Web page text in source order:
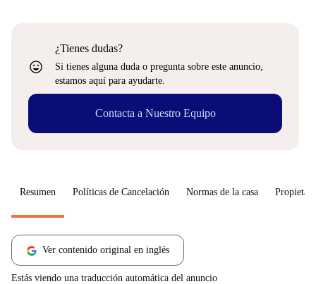
sentiment_very_satisfied
¿Tienes dudas?
Si tienes alguna duda o pregunta sobre este anuncio,
estamos aquí para ayudarte.
Contacta a Nuestro Equipo
Resumen Políticas de Cancelación Normas de la casa
Ver contenido original en inglés
Estás viendo una traducción automática del anuncio